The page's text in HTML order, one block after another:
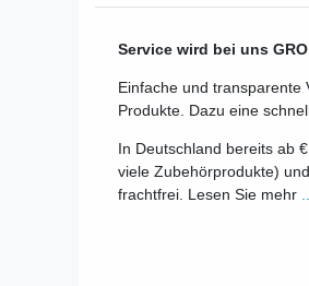
Service wird bei uns
Einfache und transparente
Produkte. Dazu eine
In Deutschland bereits ab
viele Zubehörprodukte)
frachtfrei. Lesen Sie mehr